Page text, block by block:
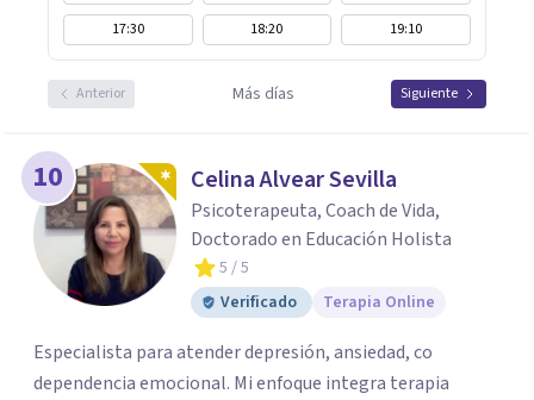
17:30
18:20 19:10
Anterior Más días Siguiente
10 Celina Alvear Sevilla
Psicoterapeuta, Coach de Vida,
Doctorado en Educación Holista
5 / 5
Verificado
Terapia Online
Especialista para atender depresión, ansiedad, co
dependencia emocional. Mi enfoque integra terapia